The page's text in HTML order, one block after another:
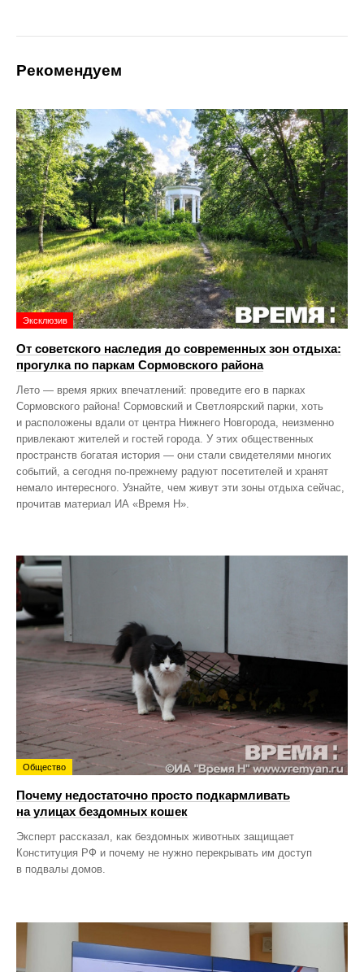
Рекомендуем
Эксклюзив
От советского наследия до современных зон отдыха:
прогулка по паркам Сормовского района
Лето — время ярких впечатлений: проведите его в парках
Сормовского района! Сормовский и Светлоярский парки, хоть
и расположены вдали от центра Нижнего Новгорода, неизменно
привлекают жителей и гостей города. У этих общественных
пространств богатая история — они стали свидетелями многих
событий, а сегодня по‑прежнему радуют посетителей и хранят
немало интересного. Узнайте, чем живут эти зоны отдыха сейчас,
прочитав материал ИА «Время Н».
Общество
Почему недостаточно просто подкармливать
на улицах бездомных кошек
Эксперт рассказал, как бездомных животных защищает
Конституция РФ и почему не нужно перекрывать им доступ
в подвалы домов.